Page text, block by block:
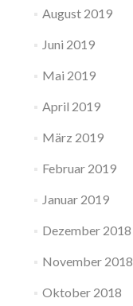
August 2019
Juni 2019
Mai 2019
April 2019
März 2019
Februar 2019
Januar 2019
Dezember 2018
November 2018
Oktober 2018